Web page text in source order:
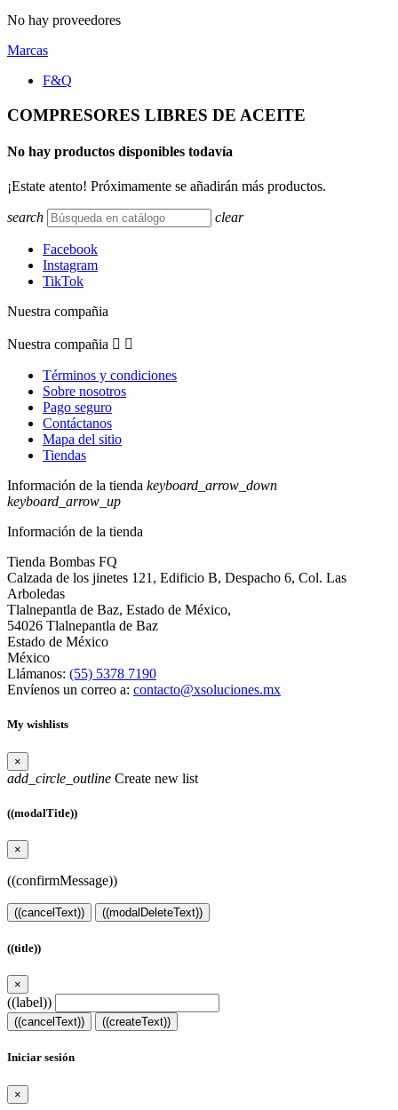
No hay proveedores
Marcas
F&Q
COMPRESORES LIBRES DE ACEITE
No hay productos disponibles todavía
¡Estate atento! Próximamente se añadirán más productos.
search clear
Facebook
Instagram
TikTok
Nuestra compañia
Nuestra compañia  
Términos y condiciones
Sobre nosotros
Pago seguro
Contáctanos
Mapa del sitio
Tiendas
Información de la tienda keyboard_arrow_down
keyboard_arrow_up
Información de la tienda
Tienda Bombas FQ
Calzada de los jinetes 121, Edificio B, Despacho 6, Col. Las
Arboledas
Tlalnepantla de Baz, Estado de México,
54026 Tlalnepantla de Baz
Estado de México
México
Llámanos: (55) 5378 7190
Envíenos un correo a: contacto@xsoluciones.mx
My wishlists
×
add_circle_outline Create new list
((modalTitle))
×
((confirmMessage))
((cancelText)) ((modalDeleteText))
((title))
×
((label))
((cancelText)) ((createText))
Iniciar sesión
×